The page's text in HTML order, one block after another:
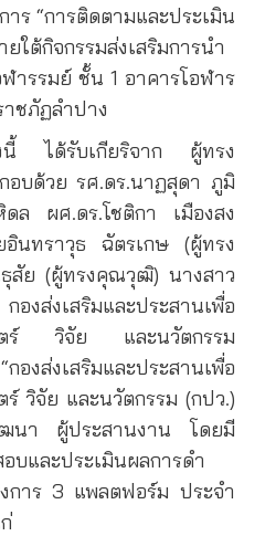
าร “การติดตามและประเมิน
ใต้กิจกรรมส่งเสริมการนํา
ารรมย์ ชั้น 1 อาคารโอฬาร
ชภัฏลำปาง
งนี้ ได้รับเกียริจาก ผู้ทรง
บด้วย รศ.ดร.นาฏสุดา ภูมิ
ล ผศ.ดร.โชติกา เมืองสง
นทราวุธ ฉัตรเกษ (ผู้ทรง
ย (ผู้ทรงคุณวุฒิ) นางสาว
องส่งเสริมและประสานเพื่อ
สตร์ วิจัย และนวัตกรรม
องส่งเสริมและประสานเพื่อ
วิจัย และนวัตกรรม (กปว.)
นา ผู้ประสานงาน โดยมี
บและประเมินผลการดํา
การ 3 แพลตฟอร์ม ประจำ